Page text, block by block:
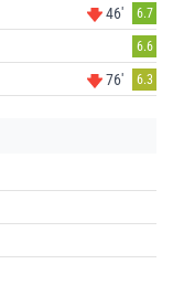
46' 6.7
6.6
76' 6.3